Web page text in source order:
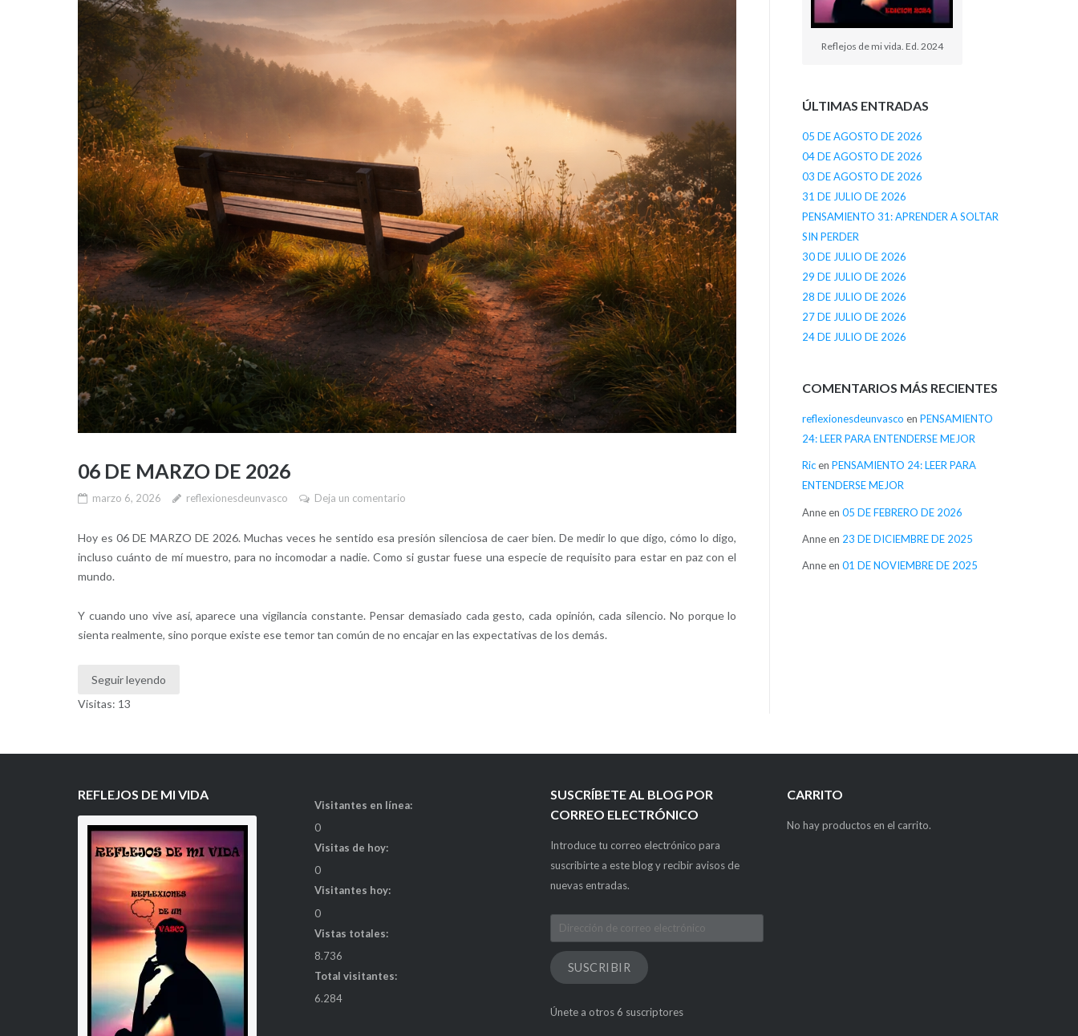
06 DE MARZO DE 2026
marzo 6, 2026 reflexionesdeunvasco Deja un comentario
Hoy es 06 DE MARZO DE 2026. Muchas veces he sentido esa presión silenciosa de caer bien. De medir lo que digo, cómo lo digo,
incluso cuánto de mí muestro, para no incomodar a nadie. Como si gustar fuese una especie de requisito para estar en paz con el
mundo.
Y cuando uno vive así, aparece una vigilancia constante. Pensar demasiado cada gesto, cada opinión, cada silencio. No porque lo
sienta realmente, sino porque existe ese temor tan común de no encajar en las expectativas de los demás.
Seguir leyendo
Visitas: 13
Reflejos de mi vida. Ed. 2024
ÚLTIMAS ENTRADAS
05 DE AGOSTO DE 2026
04 DE AGOSTO DE 2026
03 DE AGOSTO DE 2026
31 DE JULIO DE 2026
PENSAMIENTO 31: APRENDER A SOLTAR
SIN PERDER
30 DE JULIO DE 2026
29 DE JULIO DE 2026
28 DE JULIO DE 2026
27 DE JULIO DE 2026
24 DE JULIO DE 2026
COMENTARIOS MÁS RECIENTES
reflexionesdeunvasco en PENSAMIENTO
24: LEER PARA ENTENDERSE MEJOR
Ricen PENSAMIENTO 24: LEER PARA
ENTENDERSE MEJOR
Anneen 05 DE FEBRERO DE 2026
Anneen 23 DE DICIEMBRE DE 2025
Anneen 01 DE NOVIEMBRE DE 2025
REFLEJOS DE MI VIDA
Visitantes en línea:
0
Visitas de hoy:
0
Visitantes hoy:
0
Vistas totales:
8.736
Total visitantes:
6.284
SUSCRÍBETE AL BLOG POR
CORREO ELECTRÓNICO
Introduce tu correo electrónico para
suscribirte a este blog y recibir avisos de
nuevas entradas.
Dirección
de
correo
electrónico
SUSCRIBIR
Únete a otros 6 suscriptores
CARRITO
No hay productos en el carrito.